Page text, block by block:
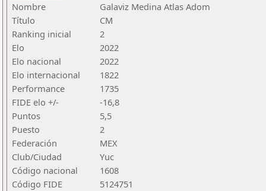
Nombre
Galaviz Medina Atlas Adom
Título
CM
Ranking inicial
2
Elo
2022
Elo nacional
2022
Elo internacional
1822
Performance
1735
FIDE elo +/-
-16,8
Puntos
5,5
Puesto
2
Federación
MEX
Club/Ciudad
Yuc
Código nacional
1608
Código FIDE
5124751